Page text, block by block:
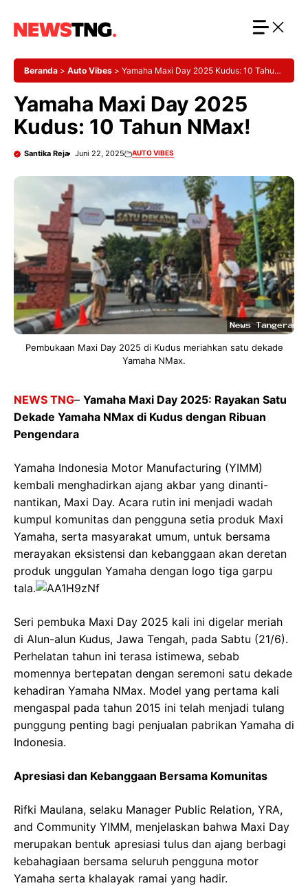
Beranda > Auto Vibes > Yamaha Maxi Day 2025 Kudus: 10 Tahun
Yamaha Maxi Day 2025
Kudus: 10 Tahun NMax!
Santika Reja Juni 22, 2025 AUTO VIBES
Pembukaan Maxi Day 2025 di Kudus meriahkan satu dekade
Yamaha NMax.
NEWS TNG– Yamaha Maxi Day 2025: Rayakan Satu
Dekade Yamaha NMax di Kudus dengan Ribuan
Pengendara
Yamaha Indonesia Motor Manufacturing (YIMM)
kembali menghadirkan ajang akbar yang dinanti-
nantikan, Maxi Day. Acara rutin ini menjadi wadah
kumpul komunitas dan pengguna setia produk Maxi
Yamaha, serta masyarakat umum, untuk bersama
merayakan eksistensi dan kebanggaan akan deretan
produk unggulan Yamaha dengan logo tiga garpu
tala.
Seri pembuka Maxi Day 2025 kali ini digelar meriah
di Alun-alun Kudus, Jawa Tengah, pada Sabtu (21/6).
Perhelatan tahun ini terasa istimewa, sebab
momennya bertepatan dengan seremoni satu dekade
kehadiran Yamaha NMax. Model yang pertama kali
mengaspal pada tahun 2015 ini telah menjadi tulang
punggung penting bagi penjualan pabrikan Yamaha di
Indonesia.
Apresiasi dan Kebanggaan Bersama Komunitas
Rifki Maulana, selaku Manager Public Relation, YRA,
and Community YIMM, menjelaskan bahwa Maxi Day
merupakan bentuk apresiasi tulus dan ajang berbagi
kebahagiaan bersama seluruh pengguna motor
Yamaha serta khalayak ramai yang hadir.